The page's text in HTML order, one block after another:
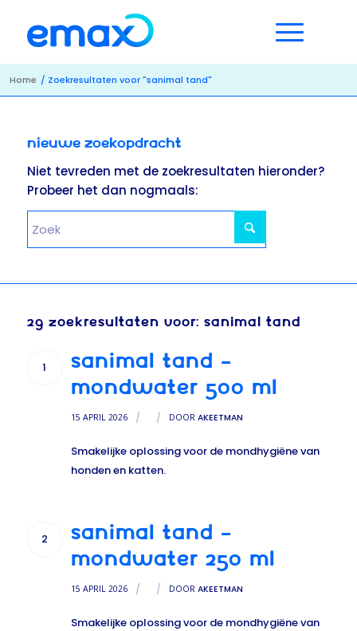
Home / Zoekresultaten voor "sanimal tand"
Nieuwe zoekopdracht
Niet tevreden met de zoekresultaten hieronder?
Probeer het dan nogmaals:
29 ZOEKRESULTATEN VOOR: SANIMAL TAND
1
SANIMAL TAND –
MONDWATER 500 ML
15 APRIL 2026 / / DOOR AKEETMAN
Smakelijke oplossing voor de mondhygiëne van
honden en katten.
2
SANIMAL TAND –
MONDWATER 250 ML
15 APRIL 2026 / / DOOR AKEETMAN
Smakelijke oplossing voor de mondhygiëne van